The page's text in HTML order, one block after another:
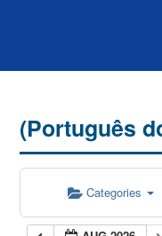
(Português
Categories